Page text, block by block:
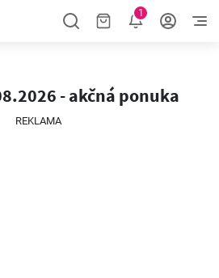
1
- akčná ponuka
REKLAMA